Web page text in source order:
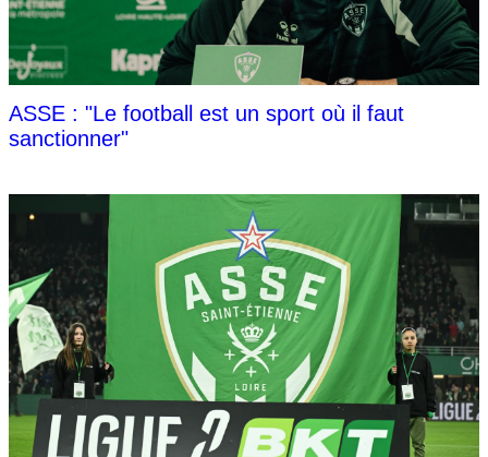
ASSE : "Le football est un sport où il faut
sanctionner"